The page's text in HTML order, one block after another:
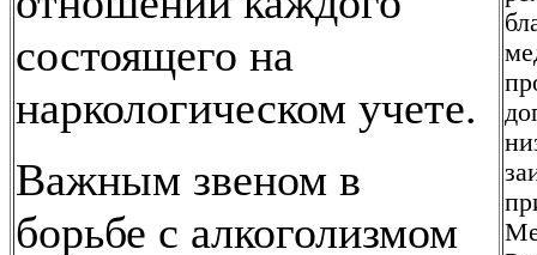
состоящего на
наркологическом учете.
Важным звеном в
борьбе с алкоголизмом